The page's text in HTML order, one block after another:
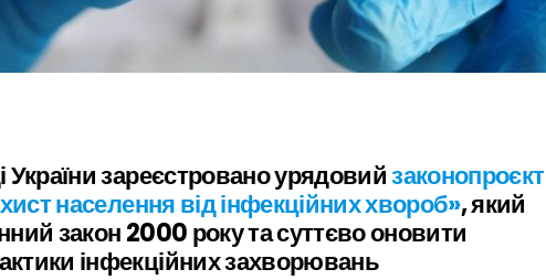
України зареєстровано урядовийзаконопроєкт
населення від інфекційних хвороб», який
закон 2000 року та суттєво оновити
інфекційних захворювань